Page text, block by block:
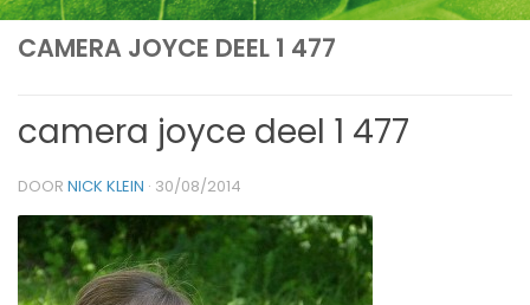
CAMERA JOYCE DEEL 1 477
camera joyce deel 1 477
DOOR NICK KLEIN · 30/08/2014